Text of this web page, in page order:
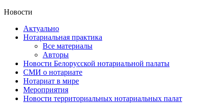
Новости
Актуально
Нотариальная практика
Все материалы
Авторы
Новости Белорусской нотариальной палаты
СМИ о нотариате
Нотариат в мире
Мероприятия
Новости территориальных нотариальных палат